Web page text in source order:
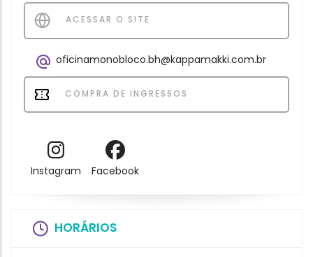
ACESSAR O SITE
oficinamonobloco.bh@kappamakki.com.br
COMPRA DE INGRESSOS
Instagram Facebook
HORÁRIOS